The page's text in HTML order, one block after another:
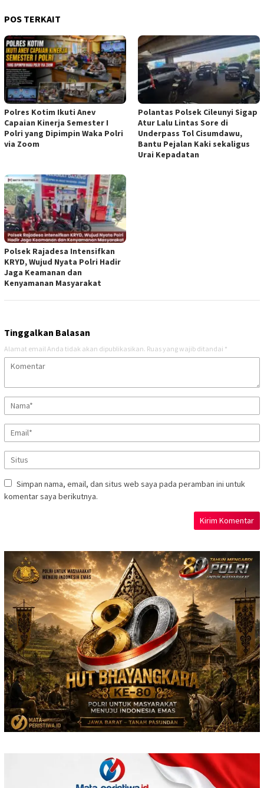
POS TERKAIT
Polres Kotim Ikuti Anev
Capaian Kinerja Semester I
Polri yang Dipimpin Waka Polri
via Zoom
Polantas Polsek Cileunyi Sigap
Atur Lalu Lintas Sore di
Underpass Tol Cisumdawu,
Bantu Pejalan Kaki sekaligus
Urai Kepadatan
Polsek Rajadesa Intensifkan
KRYD, Wujud Nyata Polri Hadir
Jaga Keamanan dan
Kenyamanan Masyarakat
Tinggalkan Balasan
Alamat email Anda tidak akan dipublikasikan. Ruas yang wajib ditandai *
Simpan nama, email, dan situs web saya pada peramban ini untuk
komentar saya berikutnya.